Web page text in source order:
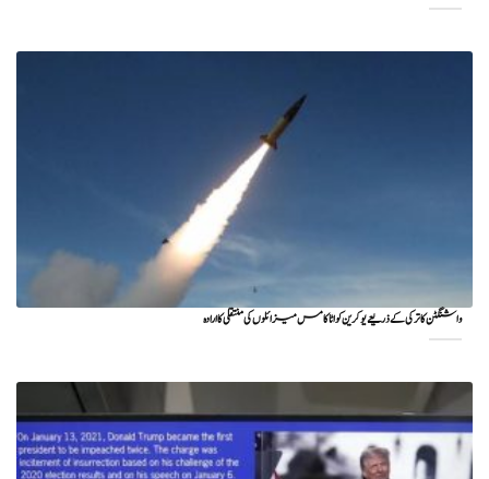
واشنگٹن کا ترکی کے ذریعے یوکرین کو اٹاکامس میزائلوں کی منتقلی کا ارادہ